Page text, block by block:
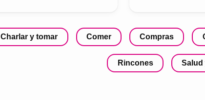
Charlar y tomar Comer Compras
Rincones Salud